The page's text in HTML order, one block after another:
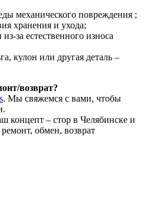
механического повреждения ;
хранения и ухода;
за естественного износа
кулон или другая деталь –
возврат?
. Мы свяжемся с вами, чтобы
концепт – стор в Челябинске и
обмен, возврат